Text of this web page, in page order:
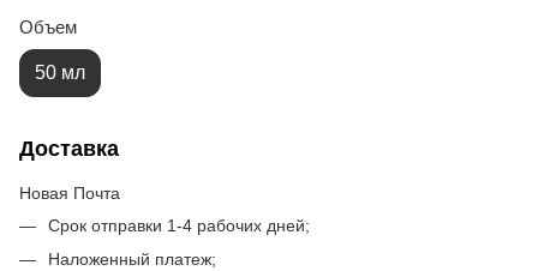
Объем
50 мл
Доставка
Новая Почта
Срок отправки 1-4 рабочих дней;
Наложенный платеж;